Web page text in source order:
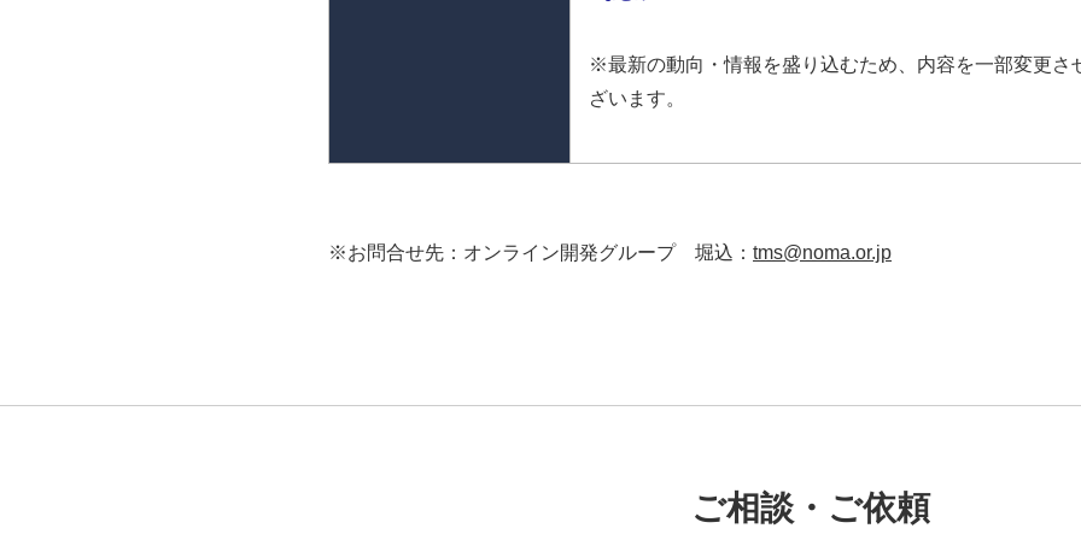
※最新の動向・情報を盛り込むため、内容を一部変更さ
ざいます。
※お問合せ先：オンライン開発グループ 堀込： tms@noma.or.jp
ご相談・ご依頼